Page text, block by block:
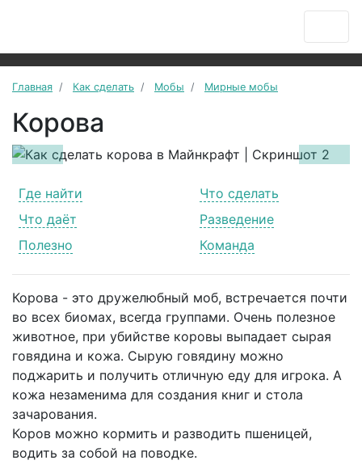
Главная Как сделать Мобы Мирные мобы
Корова
Previous
Next
Где найти
Что сделать
Что даёт
Разведение
Полезно
Команда
Корова - это дружелюбный моб, встречается почти
во всех биомах, всегда группами. Очень полезное
животное, при убийстве коровы выпадает сырая
говядина и кожа. Сырую говядину можно
поджарить и получить отличную еду для игрока. А
кожа незаменима для создания книг и стола
зачарования.
Коров можно кормить и разводить пшеницей,
водить за собой на поводке.